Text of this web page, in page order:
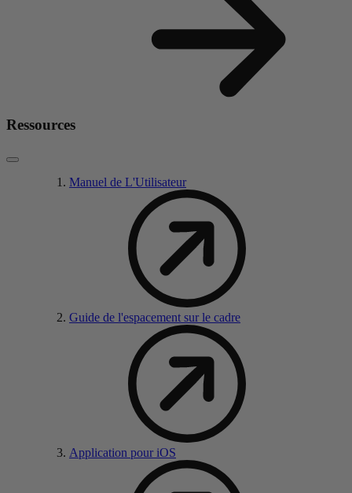
Ressources
Manuel de L'Utilisateur
Guide de l'espacement sur le cadre
Application pour iOS